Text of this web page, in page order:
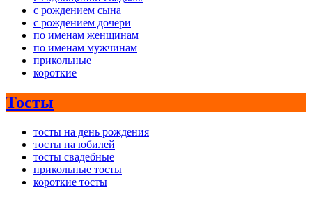
с рождением сына
с рождением дочери
по именам женщинам
по именам мужчинам
прикольные
короткие
Тосты
тосты на день рождения
тосты на юбилей
тосты свадебные
прикольные тосты
короткие тосты